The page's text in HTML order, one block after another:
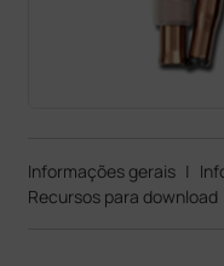
Informações gerais |
Recursos para download